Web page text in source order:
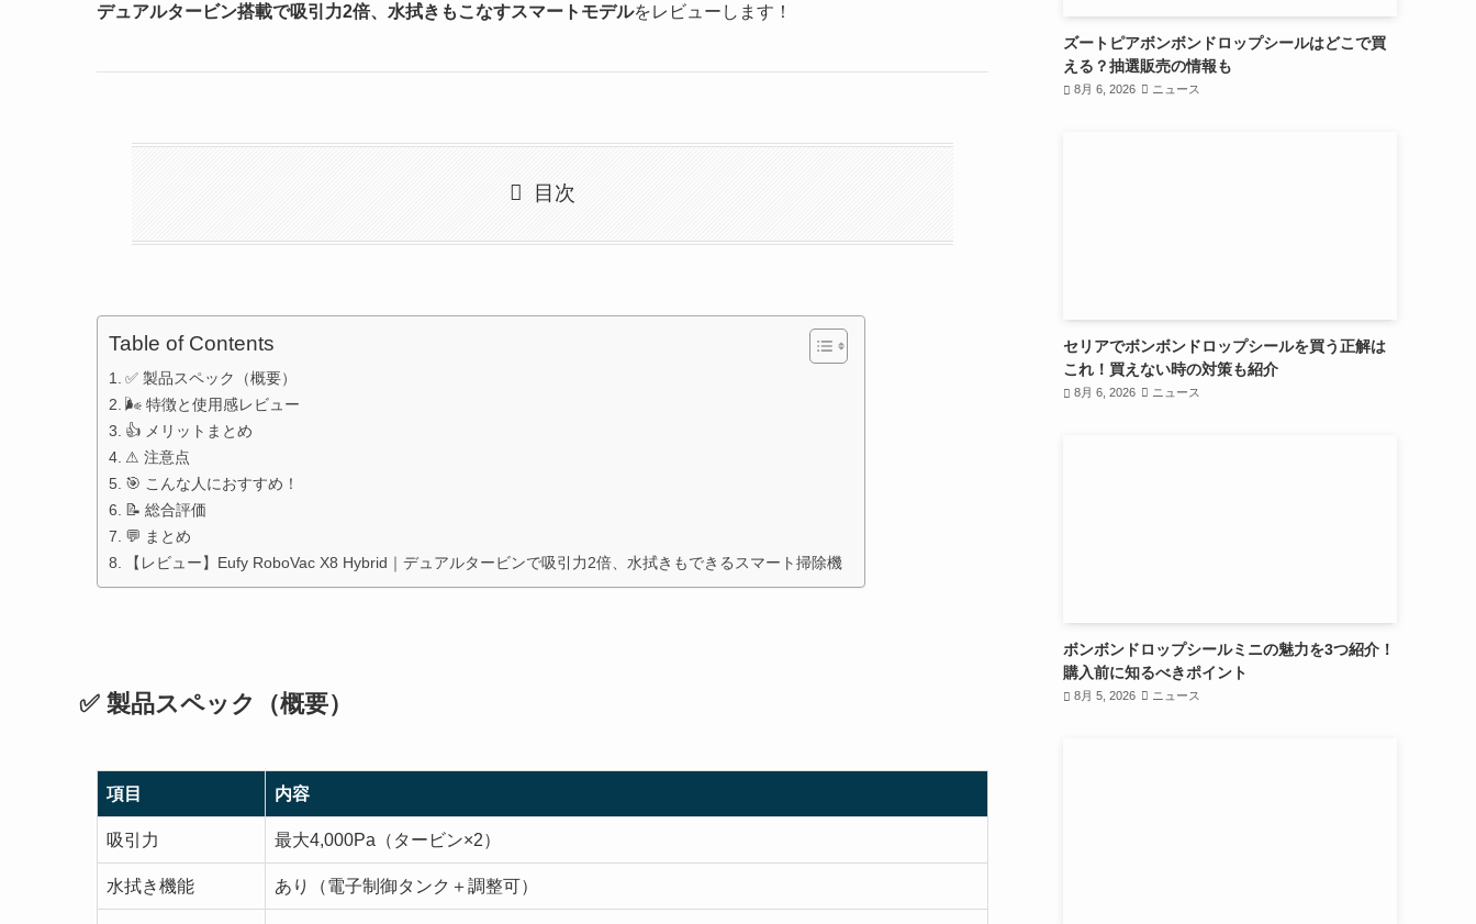
デュアルタービン搭載で吸引力2倍、水拭きもこなすスマートモデルをレビューします！
目次
Table of Contents
✅ 製品スペック（概要）
🌬 特徴と使用感レビュー
👍 メリットまとめ
⚠ 注意点
🎯 こんな人におすすめ！
📝 総合評価
💬 まとめ
【レビュー】Eufy RoboVac X8 Hybrid｜デュアルタービンで吸引力2倍、水拭きもできるスマート掃除機
✅ 製品スペック（概要）
項目 内容
吸引力 最大4,000Pa（タービン×2）
水拭き機能 あり（電子制御タンク＋調整可）
ズートピアボンボンドロップシールはどこで買
える？抽選販売の情報も
8月 6, 2026 ニュース
セリアでボンボンドロップシールを買う正解は
これ！買えない時の対策も紹介
8月 6, 2026 ニュース
ボンボンドロップシールミニの魅力を3つ紹介！
購入前に知るべきポイント
8月 5, 2026 ニュース